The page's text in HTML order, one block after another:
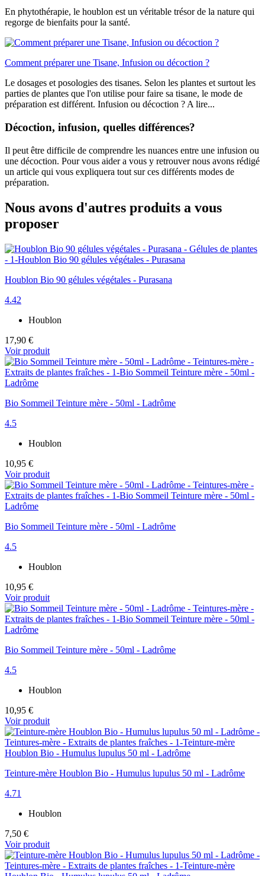
En phytothérapie, le houblon est un véritable trésor de la nature qui
regorge de bienfaits pour la santé.
Comment préparer une Tisane, Infusion ou décoction ?
Le dosages et posologies des tisanes. Selon les plantes et surtout les
parties de plantes que l'on utilise pour faire sa tisane, le mode de
préparation est différent. Infusion ou décoction ? A lire...
Décoction, infusion, quelles différences?
Il peut être difficile de comprendre les nuances entre une infusion ou
une décoction. Pour vous aider a vous y retrouver nous avons rédigé
un article qui vous expliquera tout sur ces différents modes de
préparation.
Nous avons d'autres produits a vous
proposer
Houblon Bio 90 gélules végétales - Purasana
4.42
Houblon
17,90 €
Voir produit
Bio Sommeil Teinture mère - 50ml - Ladrôme
4.5
Houblon
10,95 €
Voir produit
Bio Sommeil Teinture mère - 50ml - Ladrôme
4.5
Houblon
10,95 €
Voir produit
Bio Sommeil Teinture mère - 50ml - Ladrôme
4.5
Houblon
10,95 €
Voir produit
Teinture-mère Houblon Bio - Humulus lupulus 50 ml - Ladrôme
4.71
Houblon
7,50 €
Voir produit